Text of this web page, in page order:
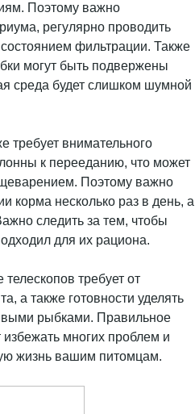
Поэтому важно
регулярно проводить
фильтрации. Также
могут быть подвержены
среда будет слишком шумной
требует внимательного
к перееданию, что может
Поэтому важно
корма несколько раз в день, а
следить за тем, чтобы
для их рациона.
требует от
а также готовности уделять
рыбками. Правильное
многих проблем и
жизнь вашим питомцам.